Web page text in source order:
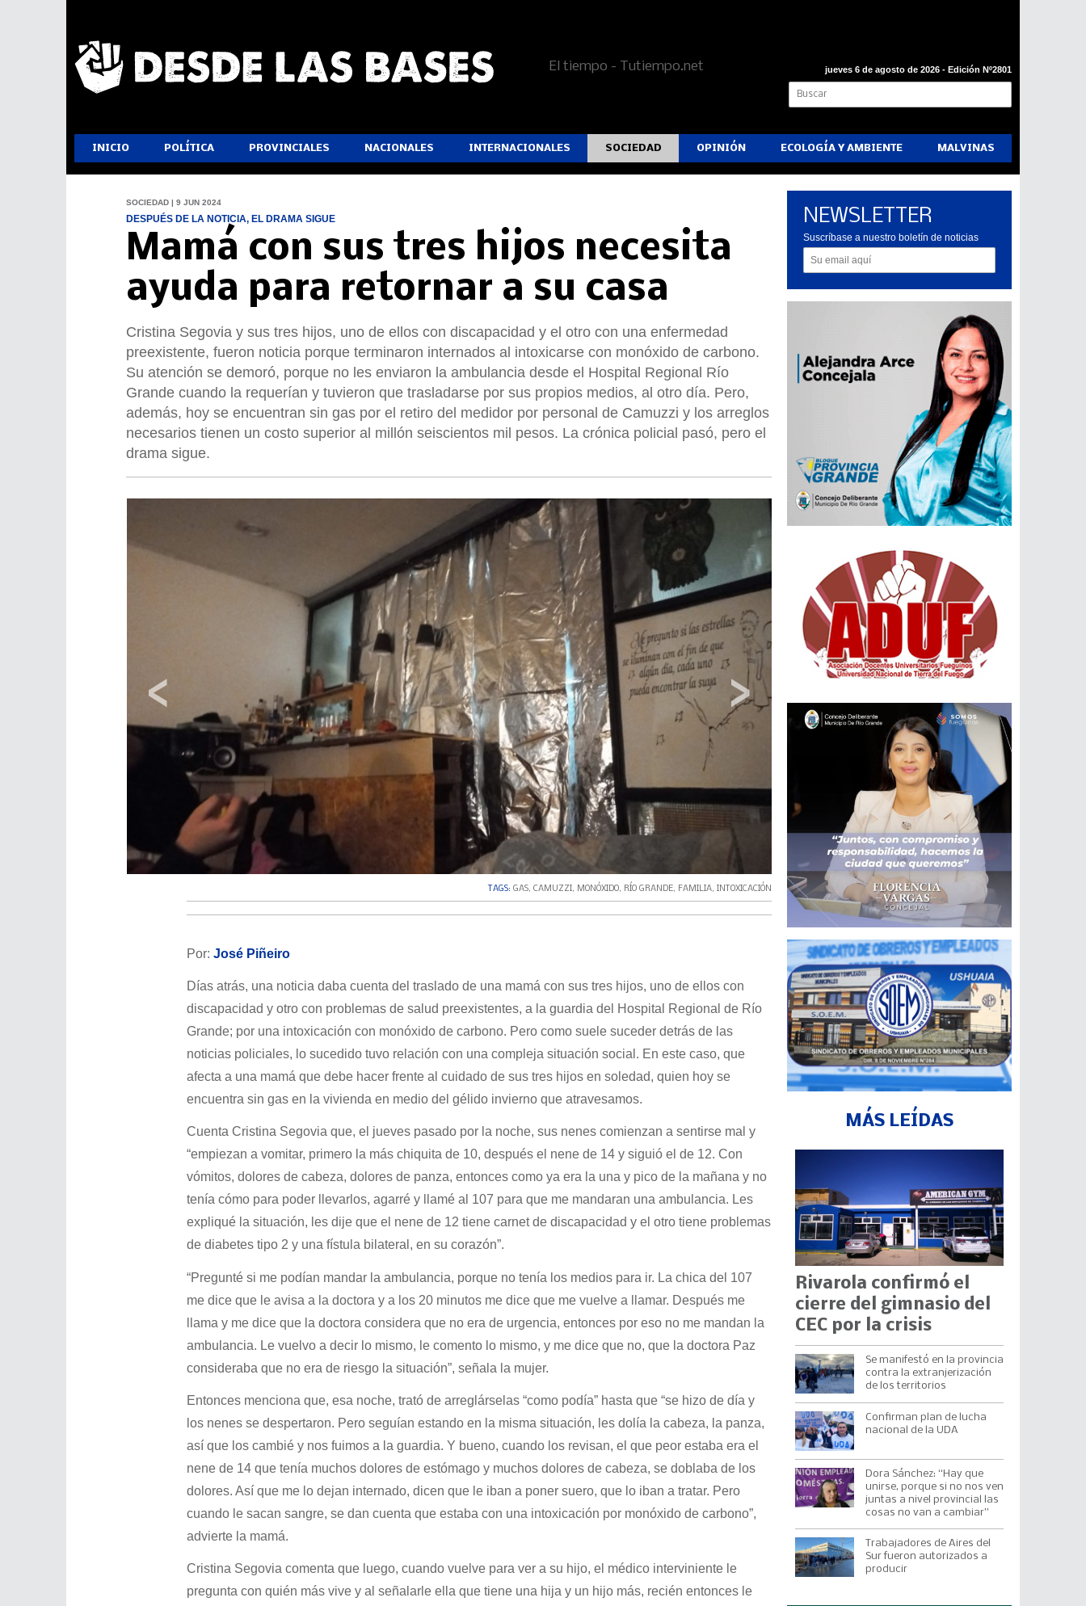
El tiempo - Tutiempo.net jueves 6 de agosto de 2026 - Edición Nº2801
INICIO POLÍTICA PROVINCIALES NACIONALES INTERNACIONALES SOCIEDAD OPINIÓN ECOLOGÍA Y AMBIENTE MALVINAS
SOCIEDAD | 9 JUN 2024
DESPUÉS DE LA NOTICIA, EL DRAMA SIGUE
Mamá con sus tres hijos necesita
ayuda para retornar a su casa
Cristina Segovia y sus tres hijos, uno de ellos con discapacidad y el otro con una enfermedad
preexistente, fueron noticia porque terminaron internados al intoxicarse con monóxido de carbono.
Su atención se demoró, porque no les enviaron la ambulancia desde el Hospital Regional Río
Grande cuando la requerían y tuvieron que trasladarse por sus propios medios, al otro día. Pero,
además, hoy se encuentran sin gas por el retiro del medidor por personal de Camuzzi y los arreglos
necesarios tienen un costo superior al millón seiscientos mil pesos. La crónica policial pasó, pero el
drama sigue.
‹ ›
TAGS: GAS, CAMUZZI, MONÓXIDO, RÍO GRANDE, FAMILIA, INTOXICACIÓN
Por: José Piñeiro
Días atrás, una noticia daba cuenta del traslado de una mamá con sus tres hijos, uno de ellos con
discapacidad y otro con problemas de salud preexistentes, a la guardia del Hospital Regional de Río
Grande; por una intoxicación con monóxido de carbono. Pero como suele suceder detrás de las
noticias policiales, lo sucedido tuvo relación con una compleja situación social. En este caso, que
afecta a una mamá que debe hacer frente al cuidado de sus tres hijos en soledad, quien hoy se
encuentra sin gas en la vivienda en medio del gélido invierno que atravesamos.
Cuenta Cristina Segovia que, el jueves pasado por la noche, sus nenes comienzan a sentirse mal y
“empiezan a vomitar, primero la más chiquita de 10, después el nene de 14 y siguió el de 12. Con
vómitos, dolores de cabeza, dolores de panza, entonces como ya era la una y pico de la mañana y no
tenía cómo para poder llevarlos, agarré y llamé al 107 para que me mandaran una ambulancia. Les
expliqué la situación, les dije que el nene de 12 tiene carnet de discapacidad y el otro tiene problemas
de diabetes tipo 2 y una fístula bilateral, en su corazón”.
“Pregunté si me podían mandar la ambulancia, porque no tenía los medios para ir. La chica del 107
me dice que le avisa a la doctora y a los 20 minutos me dice que me vuelve a llamar. Después me
llama y me dice que la doctora considera que no era de urgencia, entonces por eso no me mandan la
ambulancia. Le vuelvo a decir lo mismo, le comento lo mismo, y me dice que no, que la doctora Paz
consideraba que no era de riesgo la situación”, señala la mujer.
Entonces menciona que, esa noche, trató de arreglárselas “como podía” hasta que “se hizo de día y
los nenes se despertaron. Pero seguían estando en la misma situación, les dolía la cabeza, la panza,
así que los cambié y nos fuimos a la guardia. Y bueno, cuando los revisan, el que peor estaba era el
nene de 14 que tenía muchos dolores de estómago y muchos dolores de cabeza, se doblaba de los
dolores. Así que me lo dejan internado, dicen que le iban a poner suero, que lo iban a tratar. Pero
cuando le sacan sangre, se dan cuenta que estaba con una intoxicación por monóxido de carbono”,
advierte la mamá.
Cristina Segovia comenta que luego, cuando vuelve para ver a su hijo, el médico interviniente le
pregunta con quién más vive y al señalarle ella que tiene una hija y un hijo más, recién entonces le
NEWSLETTER
Suscríbase a nuestro boletín de noticias
MÁS LEÍDAS
Rivarola confirmó el
cierre del gimnasio del
CEC por la crisis
Se manifestó en la provincia
contra la extranjerización
de los territorios
Confirman plan de lucha
nacional de la UDA
Dora Sánchez: “Hay que
unirse, porque si no nos ven
juntas a nivel provincial las
cosas no van a cambiar”
Trabajadores de Aires del
Sur fueron autorizados a
producir